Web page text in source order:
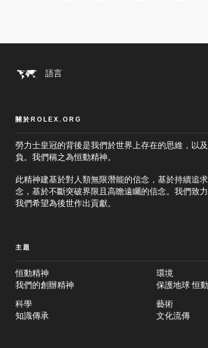
跳
要
內
頁
尾
語言
關於ROLEX.ORG
勞力士皇冠的背後是我們於世界上存在的思維，以
負。我們稱之為恒動精神。
此精神建基於對人類無限潛能的信念，基於持續追
念，基於不斷突破界限且高瞻遠矚的信念。我們致
我們希望為後世作出貢獻。
主題
恒動精神
我們的創辦精神
環境
保護地球 恒
科學
知識傳承
藝術
文化流傳